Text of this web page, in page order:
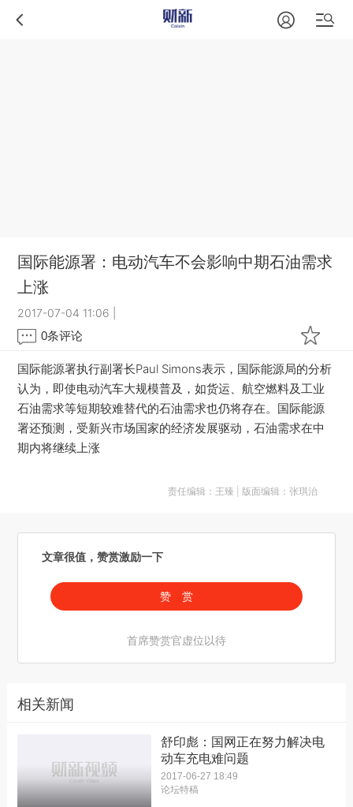
国际能源署：电动汽车不会影响中期石油需求
上涨
2017-07-04 11:06
0条评论
国际能源署执行副署长Paul Simons表示，国际能源局的分析
认为，即使电动汽车大规模普及，如货运、航空燃料及工业
石油需求等短期较难替代的石油需求也仍将存在。国际能源
署还预测，受新兴市场国家的经济发展驱动，石油需求在中
期内将继续上涨
责任编辑：王臻 | 版面编辑：张琪治
文章很值，赞赏激励一下
赞 赏
首席赞赏官虚位以待
相关新闻
舒印彪：国网正在努力解决电
动车充电难问题
2017-06-27 18:49
论坛特稿